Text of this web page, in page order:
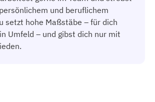
und beruflichem
setzt hohe Maßstäbe – für dich
Umfeld – und gibst dich nur mit